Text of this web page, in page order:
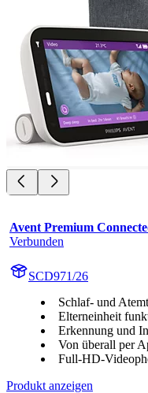
Avent Premium
Verbunden
SCD971/26
Schlaf- und
Elterneinheit
Erkennung und
Von überall per
Full-HD-
Produkt anzeigen